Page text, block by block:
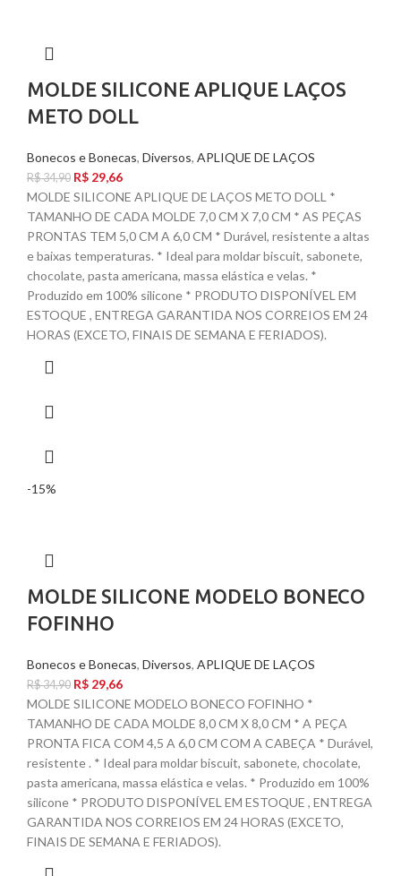
MOLDE SILICONE APLIQUE LAÇOS
METO DOLL
Bonecos e Bonecas, Diversos, APLIQUE DE LAÇOS
R$34,90 R$ 29,66
MOLDE SILICONE APLIQUE DE LAÇOS METO DOLL *
TAMANHO DE CADA MOLDE 7,0 CM X 7,0 CM * AS PEÇAS
PRONTAS TEM 5,0 CM A 6,0 CM * Durável, resistente a altas
e baixas temperaturas. * Ideal para moldar biscuit, sabonete,
chocolate, pasta americana, massa elástica e velas. *
Produzido em 100% silicone * PRODUTO DISPONÍVEL EM
ESTOQUE , ENTREGA GARANTIDA NOS CORREIOS EM 24
HORAS (EXCETO, FINAIS DE SEMANA E FERIADOS).
-15%
MOLDE SILICONE MODELO BONECO
FOFINHO
Bonecos e Bonecas, Diversos, APLIQUE DE LAÇOS
R$34,90 R$ 29,66
MOLDE SILICONE MODELO BONECO FOFINHO *
TAMANHO DE CADA MOLDE 8,0 CM X 8,0 CM * A PEÇA
PRONTA FICA COM 4,5 A 6,0 CM COM A CABEÇA * Durável,
resistente . * Ideal para moldar biscuit, sabonete, chocolate,
pasta americana, massa elástica e velas. * Produzido em 100%
silicone * PRODUTO DISPONÍVEL EM ESTOQUE , ENTREGA
GARANTIDA NOS CORREIOS EM 24 HORAS (EXCETO,
FINAIS DE SEMANA E FERIADOS).